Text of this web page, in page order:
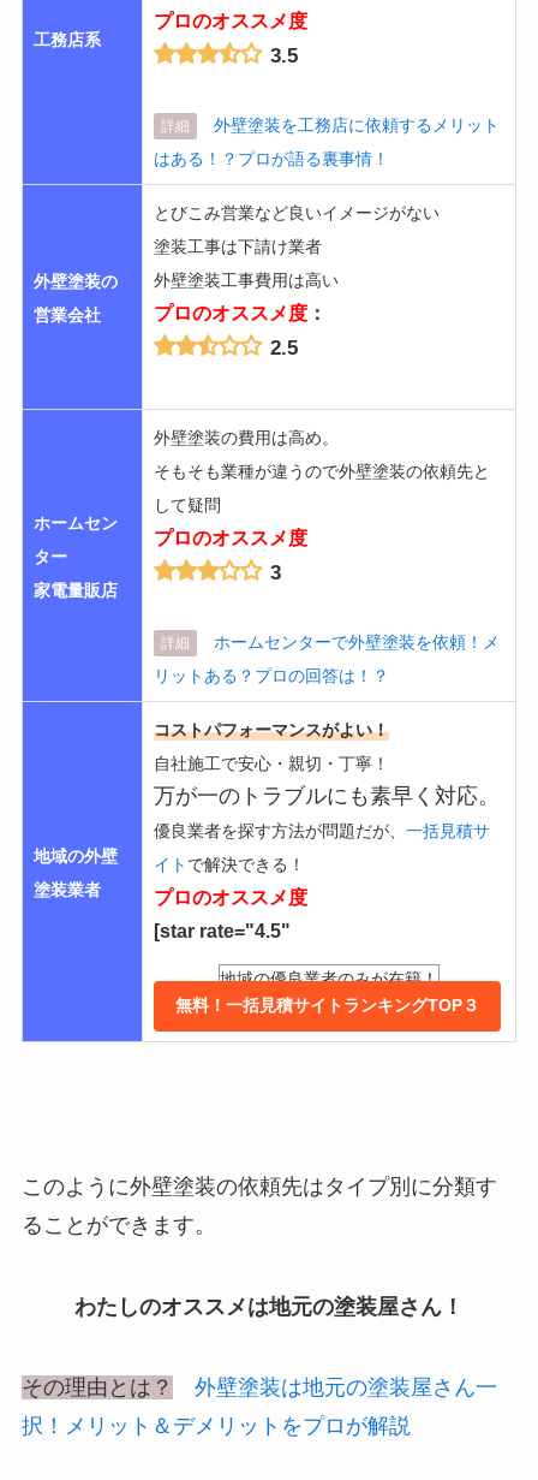
工務店系
プロのオススメ度
3.5
詳細
外壁塗装を工務店に依頼するメリット
はある！？プロが語る裏事情！
外壁塗装の
営業会社
とびこみ営業など良いイメージがない
塗装工事は下請け業者
外壁塗装工事費用は高い
プロのオススメ度：
2.5
ホームセン
ター
家電量販店
外壁塗装の費用は高め。
そもそも業種が違うので外壁塗装の依頼先と
して疑問
プロのオススメ度
3
詳細
ホームセンターで外壁塗装を依頼！メ
リットある？プロの回答は！？
地域の外壁
塗装業者
コストパフォーマンスがよい！
自社施工で安心・親切・丁寧！
万が一のトラブルにも素早く対応。
優良業者を探す方法が問題だが、 一括見積サ
イト で解決できる！
プロのオススメ度
[star rate="4.5"
地域の優良業者のみが在籍！
無料！一括見積サイトランキングTOP３
このように外壁塗装の依頼先はタイプ別に分類す
ることができます。
わたしのオススメは地元の塗装屋さん！
その理由とは？
外壁塗装は地元の塗装屋さん一
択！メリット＆デメリットをプロが解説